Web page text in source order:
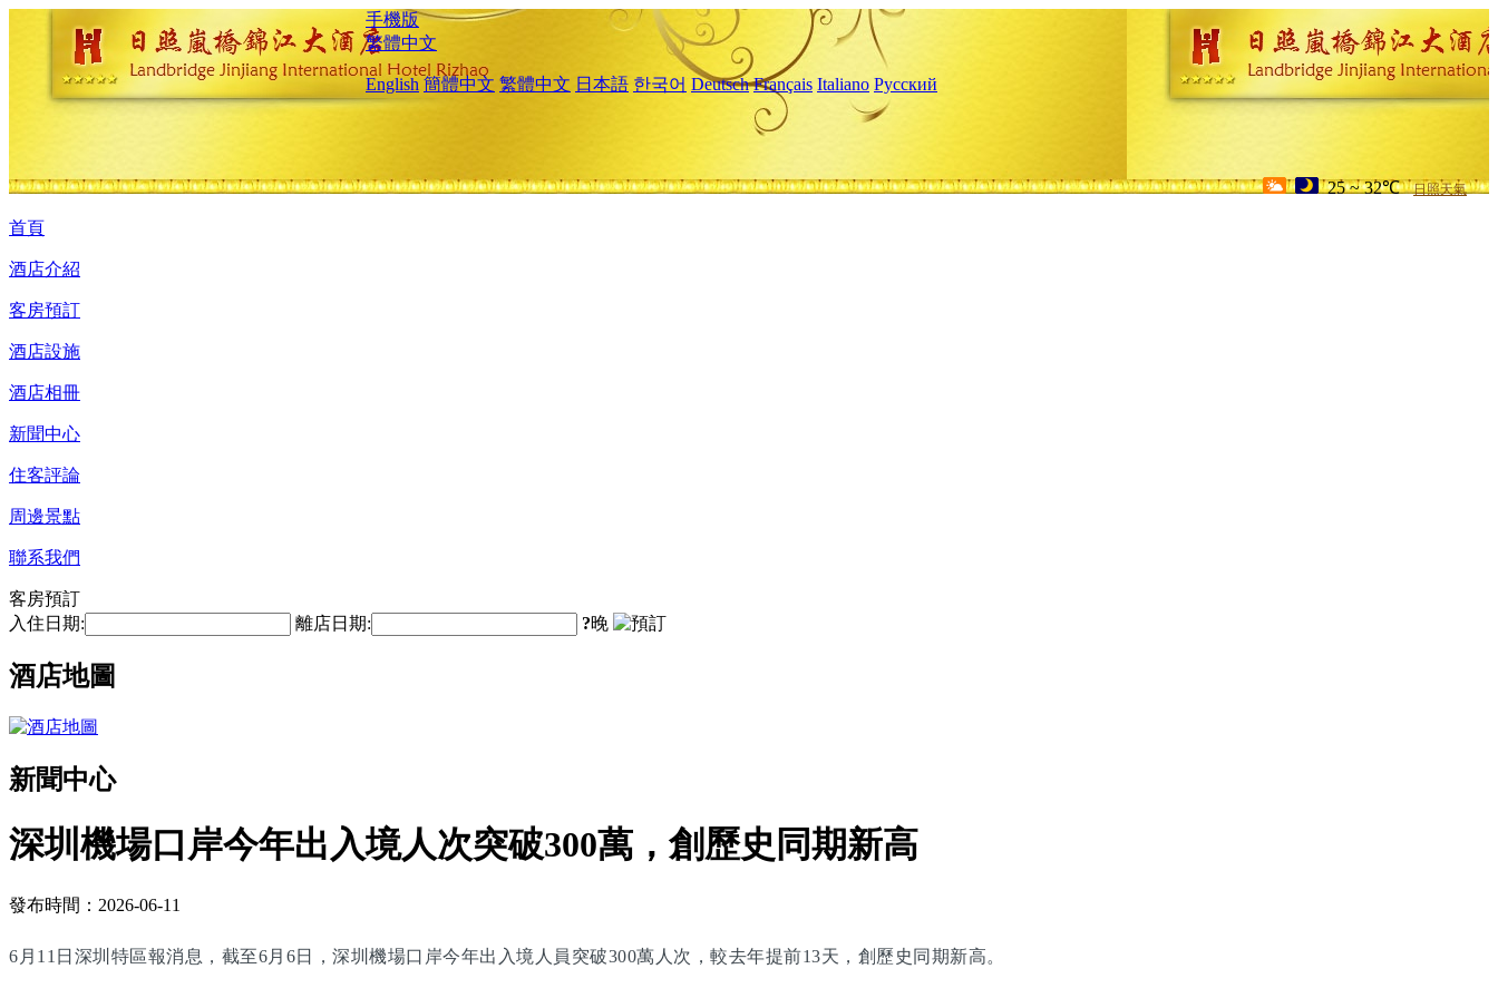
手機版
繁體中文
English 簡體中文 繁體中文 日本語 한국어 Deutsch Français Italiano Русский
25 ~ 32℃ 日照天氣
首頁
酒店介紹
客房預訂
酒店設施
酒店相冊
新聞中心
住客評論
周邊景點
聯系我們
客房預訂
入住日期:
離店日期: ?晚
酒店地圖
新聞中心
深圳機場口岸今年出入境人次突破300萬，創歷史同期新高
發布時間：2026-06-11
6月11日深圳特區報消息，截至6月6日，深圳機場口岸今年出入境人員突破300萬人次，較去年提前13天，創歷史同期新高。